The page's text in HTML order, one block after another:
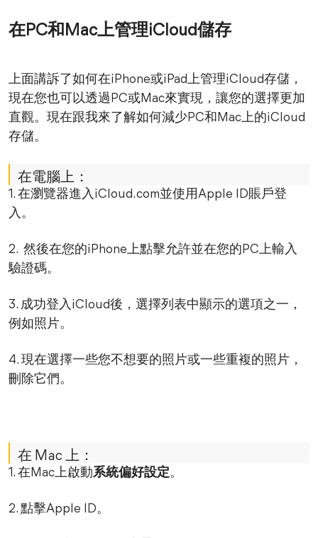
在PC和Mac上管理iCloud儲存
上面講訴了如何在iPhone或iPad上管理iCloud存儲，
現在您也可以透過PC或Mac來實現，讓您的選擇更加
直觀。現在跟我來了解如何減少PC和Mac上的iCloud
存儲。
在電腦上：
1. 在瀏覽器進入iCloud.com並使用Apple ID賬戶登
入。
2. 然後在您的iPhone上點擊允許並在您的PC上輸入
驗證碼。
3. 成功登入iCloud後，選擇列表中顯示的選項之一，
例如照片。
4. 現在選擇一些您不想要的照片或一些重複的照片，
刪除它們。
在 Mac 上：
1. 在Mac上啟動系統偏好設定。
2. 點擊Apple ID。